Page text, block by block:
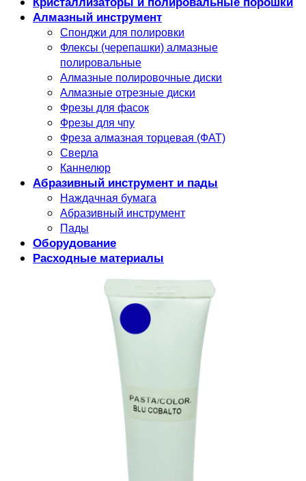
Алмазный инструмент
Спонджи для полировки
Флексы (черепашки) алмазные
полировальные
Алмазные полировочные диски
Алмазные отрезные диски
Фрезы для фасок
Фрезы для чпу
Фреза алмазная торцевая (ФАТ)
Сверла
Каннелюр
Абразивный инструмент и пады
Наждачная бумага
Абразивный инструмент
Пады
Оборудование
Расходные материалы